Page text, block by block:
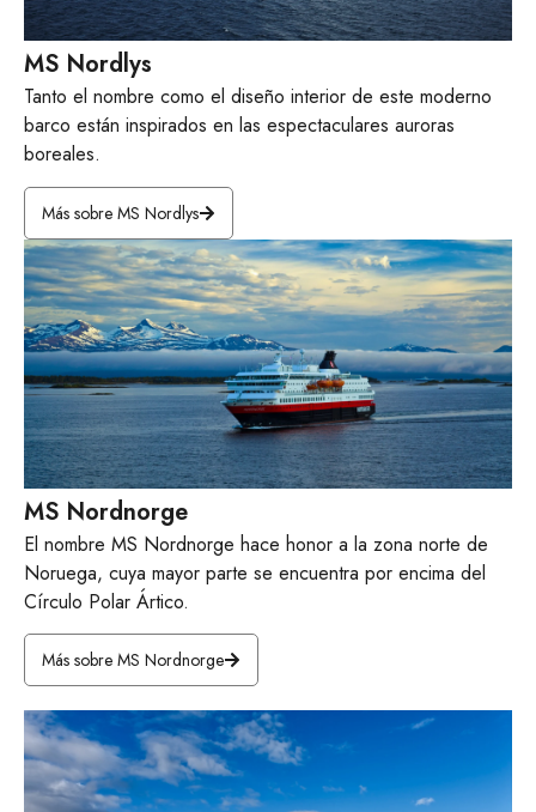
MS Nordlys
Tanto el nombre como el diseño interior de este moderno
barco están inspirados en las espectaculares auroras
boreales.
Más sobre MS Nordlys
MS Nordnorge
El nombre MS Nordnorge hace honor a la zona norte de
Noruega, cuya mayor parte se encuentra por encima del
Círculo Polar Ártico.
Más sobre MS Nordnorge